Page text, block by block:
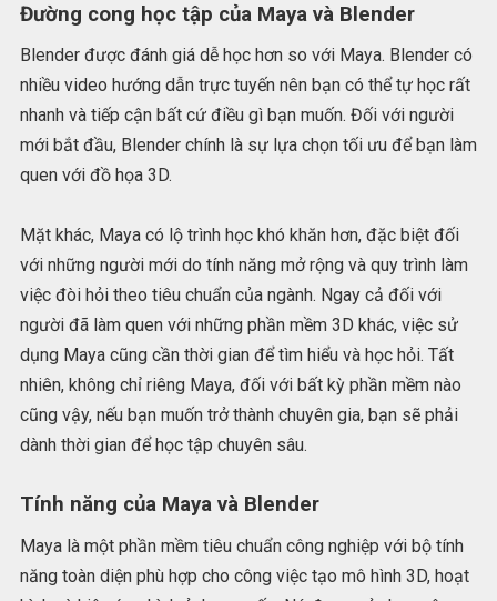
Đường cong học tập của Maya và Blender
Blender được đánh giá dễ học hơn so với Maya. Blender có
nhiều video hướng dẫn trực tuyến nên bạn có thể tự học rất
nhanh và tiếp cận bất cứ điều gì bạn muốn. Đối với người
mới bắt đầu, Blender chính là sự lựa chọn tối ưu để bạn làm
quen với đồ họa 3D.
Mặt khác, Maya có lộ trình học khó khăn hơn, đặc biệt đối
với những người mới do tính năng mở rộng và quy trình làm
việc đòi hỏi theo tiêu chuẩn của ngành. Ngay cả đối với
người đã làm quen với những phần mềm 3D khác, việc sử
dụng Maya cũng cần thời gian để tìm hiểu và học hỏi. Tất
nhiên, không chỉ riêng Maya, đối với bất kỳ phần mềm nào
cũng vậy, nếu bạn muốn trở thành chuyên gia, bạn sẽ phải
dành thời gian để học tập chuyên sâu.
Tính năng của Maya và Blender
Maya là một phần mềm tiêu chuẩn công nghiệp với bộ tính
năng toàn diện phù hợp cho công việc tạo mô hình 3D, hoạt